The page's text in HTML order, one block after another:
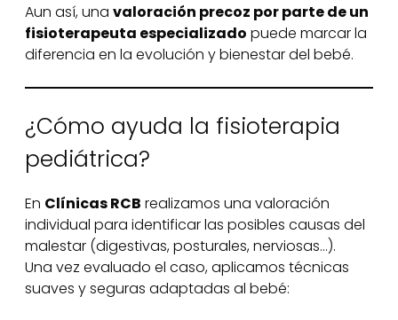
Aun así, una valoración precoz por parte de un
fisioterapeuta especializado puede marcar la
diferencia en la evolución y bienestar del bebé.
¿Cómo ayuda la fisioterapia
pediátrica?
En Clínicas RCB realizamos una valoración
individual para identificar las posibles causas del
malestar (digestivas, posturales, nerviosas…).
Una vez evaluado el caso, aplicamos técnicas
suaves y seguras adaptadas al bebé: